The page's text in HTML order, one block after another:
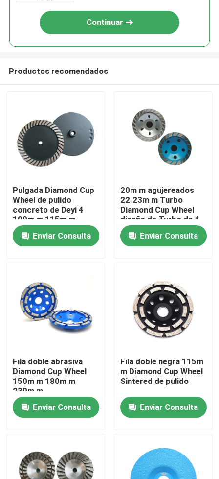
Hogar
Productos
Viaje de la fábrica
Control de calidad
Noticias
Casos
Diamond Saw Blade
Continuar
Productos recomendados
Pulgada Diamond Cup
Wheel de pulido
concreto de Deyi 4
100m m 115m m
125m m
Enviar Consulta
20m m agujereados
22.23m m Turbo
Diamond Cup Wheel
diseño de Turbo de 4
pulgadas
Enviar Consulta
Fila doble abrasiva
Diamond Cup Wheel
150m m 180m m
230m m
Enviar Consulta
Fila doble negra 115m
m Diamond Cup Wheel
Sintered de pulido
Enviar Consulta